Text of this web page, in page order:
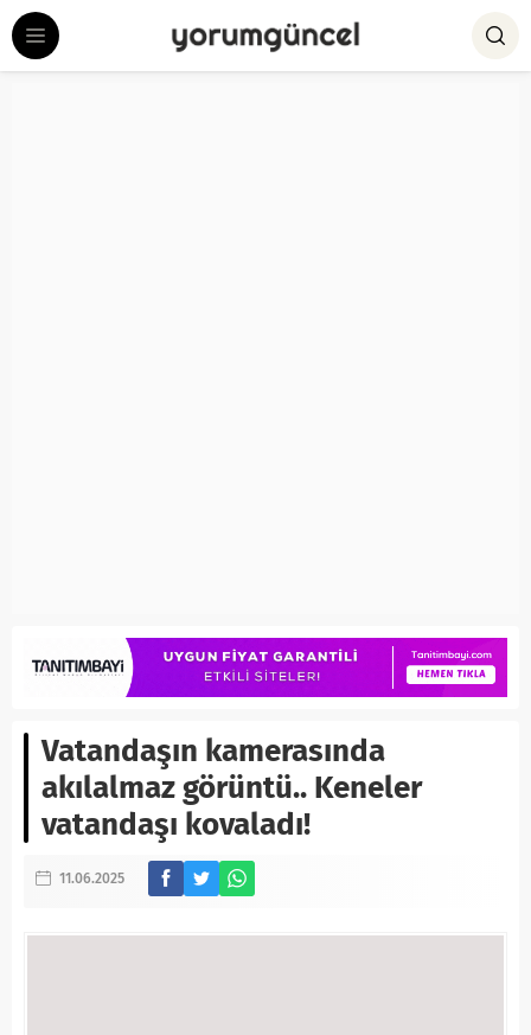
Vatandaşın kamerasında
akılalmaz görüntü.. Keneler
vatandaşı kovaladı!
11.06.2025